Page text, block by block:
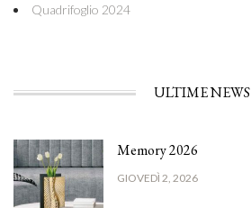
Quadrifoglio 2024
ULTIME NEWS
Memory 2026
GIOVEDÌ 2, 2026